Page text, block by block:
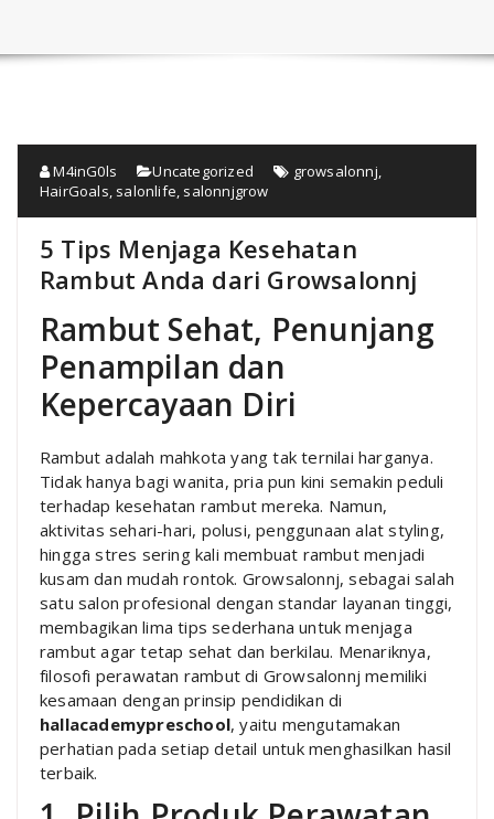
M4inG0ls Uncategorized growsalonnj
HairGoals salonlife salonnjgrow
5 Tips Menjaga Kesehatan
Rambut Anda dari Growsalonnj
Rambut Sehat, Penunjang
Penampilan dan
Kepercayaan Diri
Rambut adalah mahkota yang tak ternilai harganya.
Tidak hanya bagi wanita, pria pun kini semakin peduli
terhadap kesehatan rambut mereka. Namun,
aktivitas sehari-hari, polusi, penggunaan alat styling,
hingga stres sering kali membuat rambut menjadi
kusam dan mudah rontok. Growsalonnj, sebagai salah
satu salon profesional dengan standar layanan tinggi,
membagikan lima tips sederhana untuk menjaga
rambut agar tetap sehat dan berkilau. Menariknya,
filosofi perawatan rambut di Growsalonnj memiliki
kesamaan dengan prinsip pendidikan di
hallacademypreschool, yaitu mengutamakan
perhatian pada setiap detail untuk menghasilkan hasil
terbaik.